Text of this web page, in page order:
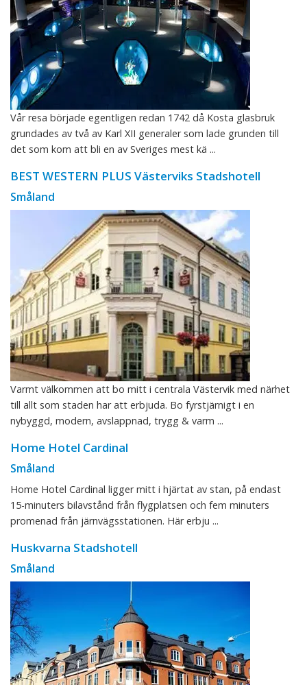
Vår resa började egentligen redan 1742 då Kosta glasbruk
grundades av två av Karl XII generaler som lade grunden till
det som kom att bli en av Sveriges mest kä ...
BEST WESTERN PLUS Västerviks Stadshotell
Småland
Varmt välkommen att bo mitt i centrala Västervik med närhet
till allt som staden har att erbjuda. Bo fyrstjärnigt i en
nybyggd, modern, avslappnad, trygg & varm ...
Home Hotel Cardinal
Småland
Home Hotel Cardinal ligger mitt i hjärtat av stan, på endast
15-minuters bilavstånd från flygplatsen och fem minuters
promenad från järnvägsstationen. Här erbju ...
Huskvarna Stadshotell
Småland